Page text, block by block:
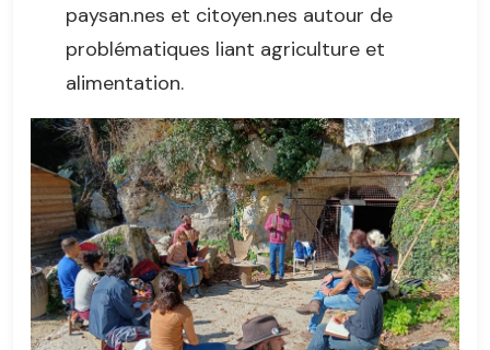
paysan.nes et citoyen.nes autour de
problématiques liant agriculture et
alimentation.